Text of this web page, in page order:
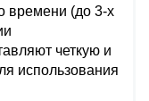
времени (до 3-х
четкую и
использования